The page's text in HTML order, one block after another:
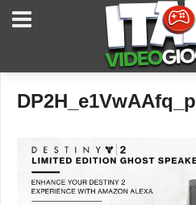
DP2H_e1VwAAfq_p